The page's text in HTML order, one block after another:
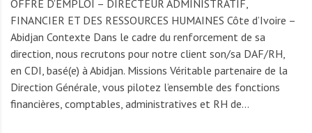
OFFRE D’EMPLOI – DIRECTEUR ADMINISTRATIF,
FINANCIER ET DES RESSOURCES HUMAINES Côte d’Ivoire –
Abidjan Contexte Dans le cadre du renforcement de sa
direction, nous recrutons pour notre client son/sa DAF/RH,
en CDI, basé(e) à Abidjan. Missions Véritable partenaire de la
Direction Générale, vous pilotez l’ensemble des fonctions
financières, comptables, administratives et RH de…